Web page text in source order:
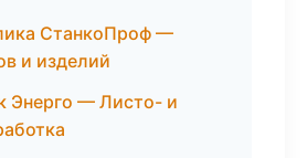
СтанкоПроф —
и изделий
Энерго — Листо- и